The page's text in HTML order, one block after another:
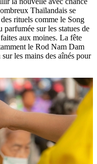
Thaïlandais se
rituels comme le Song
parfumée sur les statues de
aux moines. La fête
le Rod Nam Dam
les mains des aînés pour